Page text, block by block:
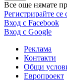
Все още нямате
Регистрирайте се
Вход с Facebook
Вход с Google
Реклама
Контакти
Общи
Европроект